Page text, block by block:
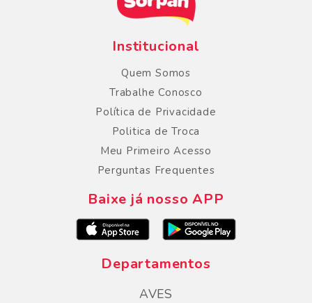
Institucional
Quem Somos
Trabalhe Conosco
Política de Privacidade
Politica de Troca
Meu Primeiro Acesso
Perguntas Frequentes
Baixe já nosso APP
Departamentos
AVES